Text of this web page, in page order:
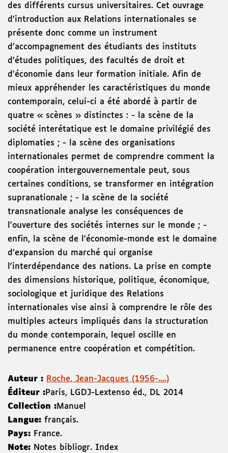
des différents cursus universitaires. Cet ouvrage
d'introduction aux Relations internationales se
présente donc comme un instrument
d'accompagnement des étudiants des instituts
d'études politiques, des facultés de droit et
d'économie dans leur formation initiale. Afin de
mieux appréhender les caractéristiques du monde
contemporain, celui-ci a été abordé à partir de
quatre « scènes » distinctes : - la scène de la
société interétatique est le domaine privilégié des
diplomaties ; - la scène des organisations
internationales permet de comprendre comment la
coopération intergouvernementale peut, sous
certaines conditions, se transformer en intégration
supranationale ; - la scène de la société
transnationale analyse les conséquences de
l'ouverture des sociétés internes sur le monde ; -
enfin, la scène de l'économie-monde est le domaine
d'expansion du marché qui organise
l'interdépendance des nations. La prise en compte
des dimensions historique, politique, économique,
sociologique et juridique des Relations
internationales vise ainsi à comprendre le rôle des
multiples acteurs impliqués dans la structuration
du monde contemporain, lequel oscille en
permanence entre coopération et compétition.
Auteur : Roche, Jean-Jacques (1956-....)
Éditeur :Paris, LGDJ-Lextenso éd., DL 2014
Collection :Manuel
Langue: français.
Pays: France.
Note: Notes bibliogr. Index